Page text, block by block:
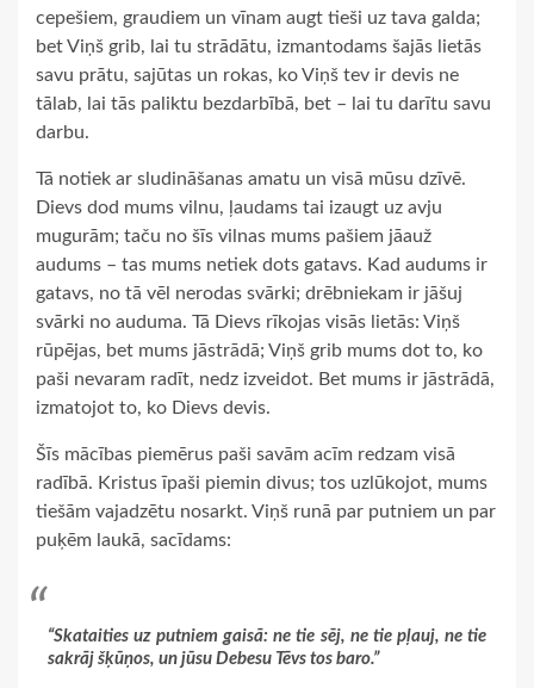
cepešiem, graudiem un vīnam augt tieši uz tava galda;
bet Viņš grib, lai tu strādātu, izmantodams šajās lietās
savu prātu, sajūtas un rokas, ko Viņš tev ir devis ne
tālab, lai tās paliktu bezdarbībā, bet – lai tu darītu savu
darbu.
Tā notiek ar sludināšanas amatu un visā mūsu dzīvē.
Dievs dod mums vilnu, ļaudams tai izaugt uz avju
mugurām; taču no šīs vilnas mums pašiem jāauž
audums – tas mums netiek dots gatavs. Kad audums ir
gatavs, no tā vēl nerodas svārki; drēbniekam ir jāšuj
svārki no auduma. Tā Dievs rīkojas visās lietās: Viņš
rūpējas, bet mums jāstrādā; Viņš grib mums dot to, ko
paši nevaram radīt, nedz izveidot. Bet mums ir jāstrādā,
izmatojot to, ko Dievs devis.
Šīs mācības piemērus paši savām acīm redzam visā
radībā. Kristus īpaši piemin divus; tos uzlūkojot, mums
tiešām vajadzētu nosarkt. Viņš runā par putniem un par
puķēm laukā, sacīdams:
“Skataities uz putniem gaisā: ne tie sēj, ne tie pļauj, ne tie
sakrāj šķūņos, un jūsu Debesu Tēvs tos baro.”